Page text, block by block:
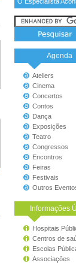
Agenda
Ateliers
Cinema
Concertos
Contos
Dança
Exposições
Teatro
Congressos
Encontros
Feiras
Festivais
Outros
Informações
Hospitais
Centros de
Escolas
Associações